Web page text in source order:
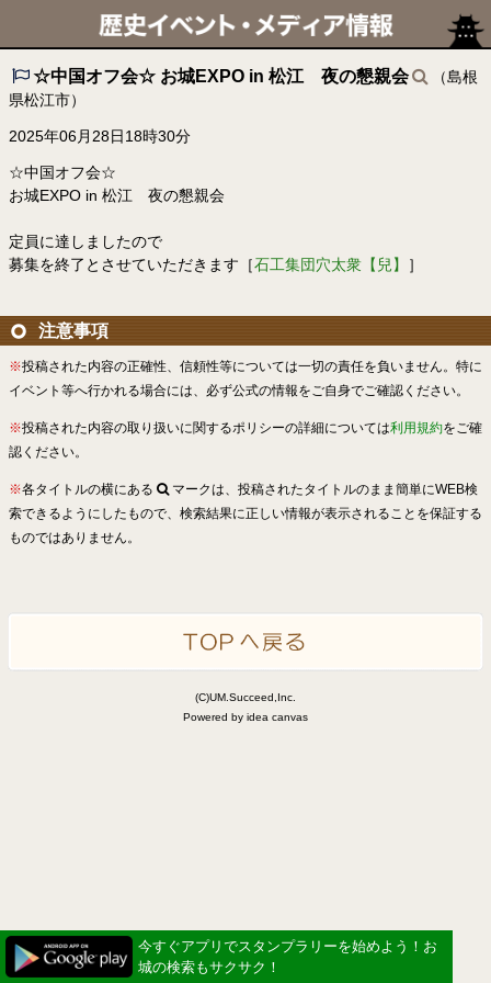
☆中国オフ会☆ お城EXPO in 松江 夜の懇親会
（島根
県松江市）
2025年06月28日18時30分
☆中国オフ会☆
お城EXPO in 松江 夜の懇親会
定員に達しましたので
募集を終了とさせていただきます［石工集団穴太衆【兒】 ］
注意事項
※投稿された内容の正確性、信頼性等については一切の責任を負いません。特に
イベント等へ行かれる場合には、必ず公式の情報をご自身でご確認ください。
※投稿された内容の取り扱いに関するポリシーの詳細については利用規約をご確
認ください。
※各タイトルの横にある
マークは、投稿されたタイトルのまま簡単にWEB検
索できるようにしたもので、検索結果に正しい情報が表示されることを保証する
ものではありません。
(C)UM.Succeed,Inc.
Powered by idea canvas
今すぐアプリでスタンプラリーを始めよう！お
城の検索もサクサク！